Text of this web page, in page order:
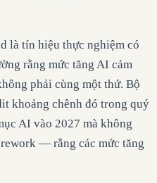
là tín hiệu thực nghiệm có
rằng mức tăng AI cảm
phải cùng một thứ. Bộ
khoảng chênh đó trong quý
AI vào 2027 mà không
— rằng các mức tăng